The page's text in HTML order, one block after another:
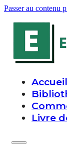
Passer au contenu
Accueil
Livre